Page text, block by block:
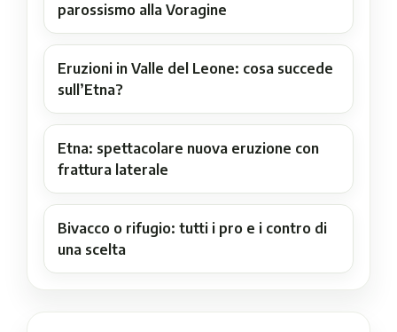
parossismo alla Voragine
Eruzioni in Valle del Leone: cosa succede
sull’Etna?
Etna: spettacolare nuova eruzione con
frattura laterale
Bivacco o rifugio: tutti i pro e i contro di
una scelta